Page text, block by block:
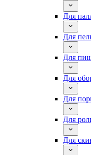
Для
Для
Для
Для
Для
Для
Для